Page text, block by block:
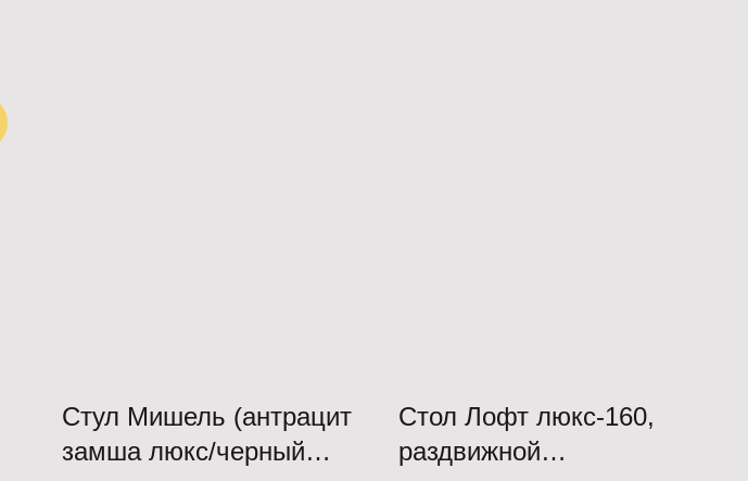
Стул Мишель (антрацит
замша люкс/черный
Стол Лофт люкс-160,
раздвижной